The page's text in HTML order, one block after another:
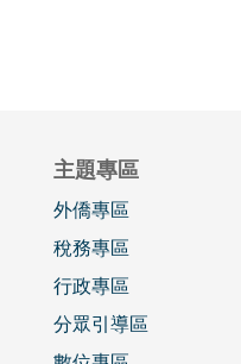
主題專區
外僑專區
稅務專區
行政專區
分眾引導區